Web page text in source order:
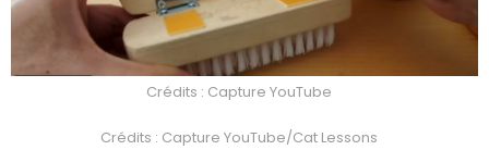
Crédits : Capture YouTube
Crédits : Capture YouTube/Cat Lessons